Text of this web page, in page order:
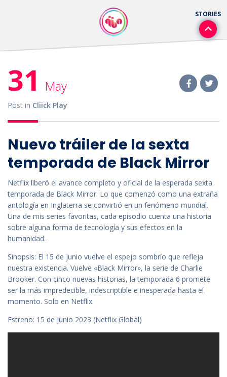
31 May
Post in Cliick Play
Nuevo tráiler de la sexta
temporada de Black Mirror
Netflix liberó el avance completo y oficial de la esperada sexta
temporada de Black Mirror. Lo que comenzó como una extraña
antología en Inglaterra se convirtió en un fenómeno mundial.
Una de mis series favoritas, cada episodio cuenta una historia
sobre alguna forma de tecnología y sus efectos en la
humanidad.
Sinopsis: El 15 de junio vuelve el espejo sombrío que refleja
nuestra existencia. Vuelve «Black Mirror», la serie de Charlie
Brooker. Con cinco nuevas historias, la temporada 6 promete
ser la más impredecible, indescriptible e inesperada hasta el
momento. Solo en Netflix.
Estreno: 15 de junio 2023 (Netflix Global)